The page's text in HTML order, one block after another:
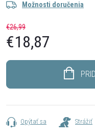
Možnosti doručenia
€26,99
€18,87
Opýtať sa Strážiť